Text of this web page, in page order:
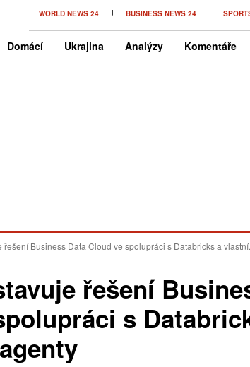
WORLD NEWS 24 BUSINESS NEWS 24
Domácí Ukrajina Analýzy Komentáře
řešení Business Data Cloud ve spolupráci s Databricks a
řešení
s